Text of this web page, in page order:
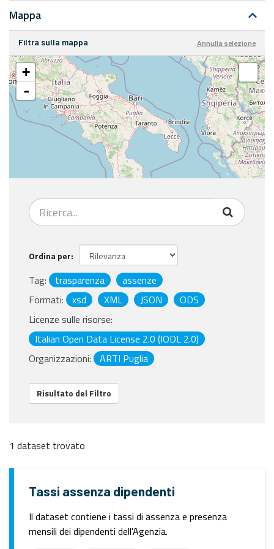
Mappa
Filtra sulla mappa Annulla selezione
+
-
Ordina per
Tag: trasparenza
assenze
Formati:
xsd XML JSON
ODS
Licenze sulle risorse:
Italian Open Data License 2.0 (IODL 2.0)
Organizzazioni:
ARTI Puglia
Risultato del Filtro
1 dataset trovato
Tassi assenza dipendenti
Il dataset contiene i tassi di assenza e presenza
mensili dei dipendenti dell'Agenzia.